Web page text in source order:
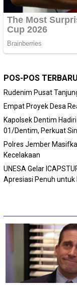
POS-POS TERBARU
Rudenim Pusat
Empat Proyek Desa
Kapolsek Dentim
01/Dentim, Perkuat
Polres Jember
Kecelakaan
‎UNESA Gelar
Apresiasi Penuh untuk